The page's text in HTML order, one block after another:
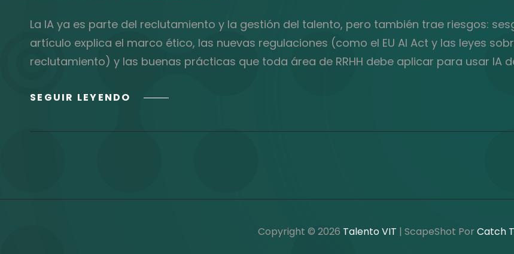
La IA ya es parte del reclutamiento y la gestión del talento, pero también trae riesgos:
artículo explica el marco ético, las nuevas regulaciones (como el EU AI Act y las leyes
reclutamiento) y las buenas prácticas que toda área de RRHH debe aplicar para usar IA
SEGUIR LEYENDO ÉTICA,
GESTIÓN
Copyright © 2026 Talento VIT | ScapeShot Por Catch